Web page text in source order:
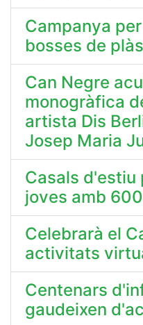
Campanya
bosses de
Can Negre
monogràfica
artista Dis
Josep Maria
Casals d'estiu
joves amb
Celebrarà el
activitats
Centenars
gaudeixen